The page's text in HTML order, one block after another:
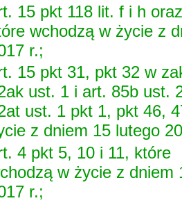
15 pkt 118 lit. f i h
wchodzą w życie z
r.;
15 pkt 31, pkt 32 w
ust. 1 i art. 85b ust.
ust. 1 pkt 1, pkt 46,
z dniem 15 lutego
4 pkt 5, 10 i 11, które
w życie z dniem
r.;